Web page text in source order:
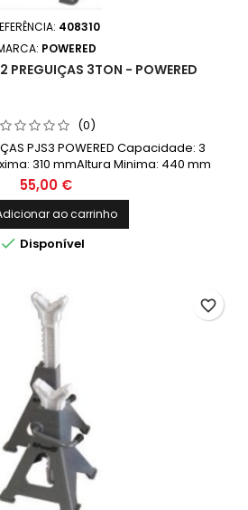
408310
POWERED
PREGUIÇAS 3TON - POWERED
(0)
PJS3 POWERED Capacidade: 3
310 mmAltura Minima: 440 mm
55,00 €
ao carrinho
 Disponível
favorite_border